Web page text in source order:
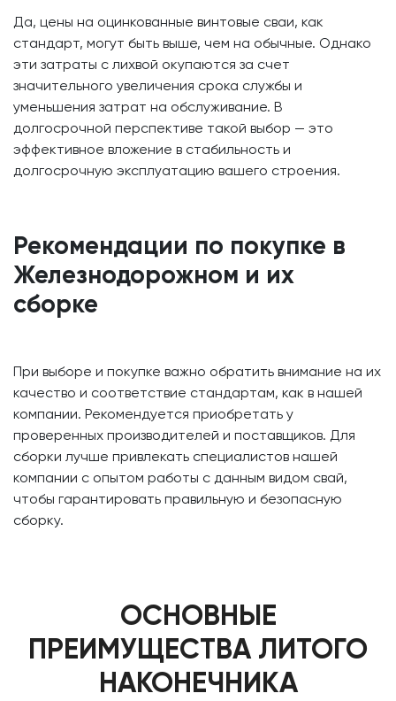
Да, цены на оцинкованные винтовые сваи, как
стандарт, могут быть выше, чем на обычные. Однако
эти затраты с лихвой окупаются за счет
значительного увеличения срока службы и
уменьшения затрат на обслуживание. В
долгосрочной перспективе такой выбор — это
эффективное вложение в стабильность и
долгосрочную эксплуатацию вашего строения.
Рекомендации по покупке в
Железнодорожном и их
сборке
При выборе и покупке важно обратить внимание на их
качество и соответствие стандартам, как в нашей
компании. Рекомендуется приобретать у
проверенных производителей и поставщиков. Для
сборки лучше привлекать специалистов нашей
компании с опытом работы с данным видом свай,
чтобы гарантировать правильную и безопасную
сборку.
ОСНОВНЫЕ
ПРЕИМУЩЕСТВА ЛИТОГО
НАКОНЕЧНИКА